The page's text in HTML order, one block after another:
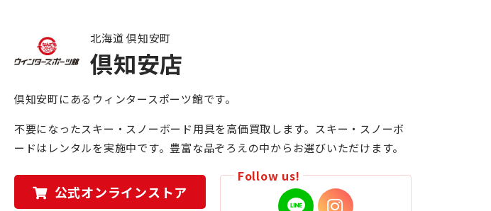
倶知安店
北海道 倶知安町
倶知安町にあるウィンタースポーツ館です。
不要になったスキー・スノーボード用具を高価買取します。スキー・スノーボ
ードはレンタルを実施中です。豊富な品ぞろえの中からお選びいただけます。
公式オンラインストア
Follow us!